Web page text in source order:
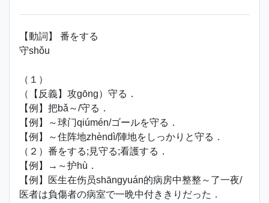
【動詞】 番をする
守shǒu
（１）
（【反義】攻gōng）守る．
【例】把bǎ～/守る．
【例】～球门qiúmén/ゴールを守る．
【例】～住阵地zhèndì/陣地をしっかりと守る．
（２）番をする;見守る;看護する．
【例】→～护hù．
【例】医生在伤员shāngyuán的病房中整整～了一夜/
医者は負傷者の病室で一晩中付ききりだった．